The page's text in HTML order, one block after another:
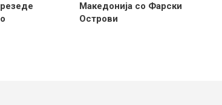
Македонија со Фарски
Острови